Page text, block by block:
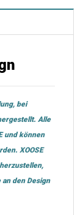
bei
Alle
und können
XOOSE
den Design